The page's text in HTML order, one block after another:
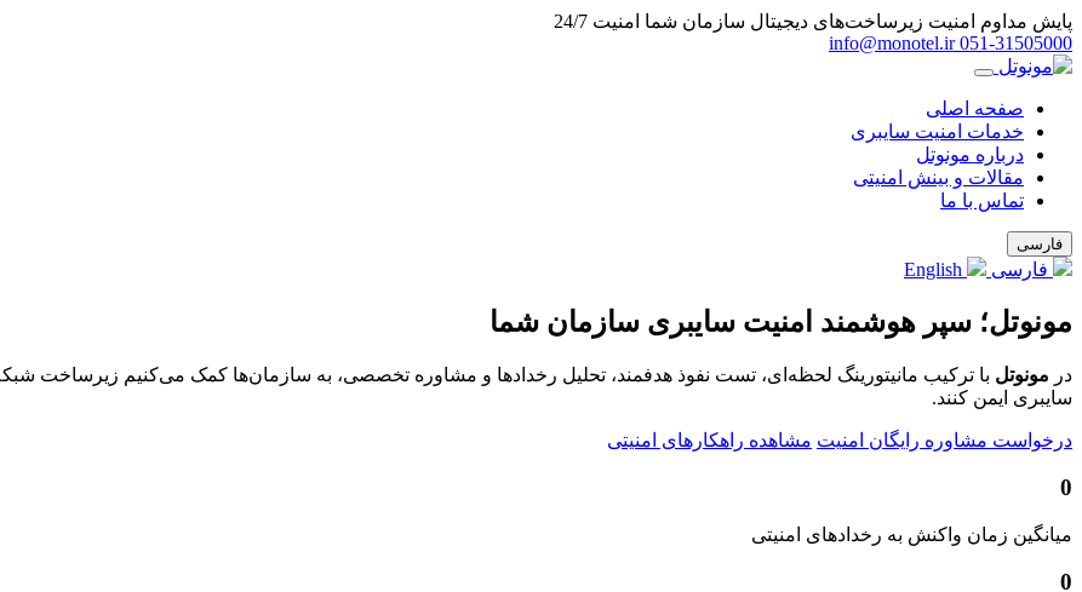
پایش مداوم امنیت زیرساخت‌های دیجیتال سازمان شما امنیت 24/7
info@monotel.ir 051‑31505000
صفحه اصلی
خدمات امنیت سایبری
درباره مونوتل
مقالات و بینش امنیتی
تماس با ما
فارسی
فارسی
مونوتل؛ سپر هوشمند امنیت سایبری سازمان شما
در مونوتل با ترکیب مانیتورینگ لحظه‌ای، تست نفوذ هدفمند، تحلیل رخدادها و مشاوره تخصصی، به سازمان‌ها کمک می‌کنیم زیرساخت
سایبری ایمن کنند.
درخواست مشاوره رایگان امنیت مشاهده راهکارهای امنیتی
0
میانگین زمان واکنش به رخدادهای امنیتی
0